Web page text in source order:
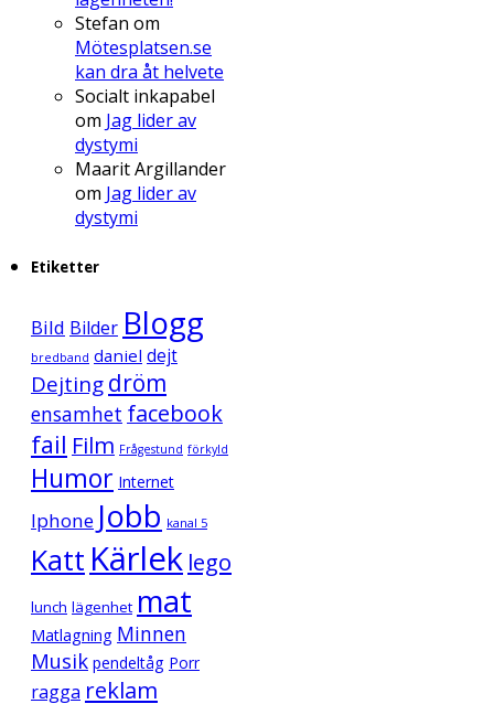
Stefan om
Mötesplatsen.se
kan dra åt helvete
Socialt inkapabel
om Jag lider av
dystymi
Maarit Argillander
om Jag lider av
dystymi
Etiketter
Bild Bilder Blogg
bredband daniel dejt
Dejtingdröm
ensamhet facebook
fail Film Frågestund förkyld
Humor Internet
Iphone Jobb kanal 5
Katt Kärlek lego
lunch lägenhet mat
Matlagning Minnen
Musik pendeltåg Porr
ragga reklam